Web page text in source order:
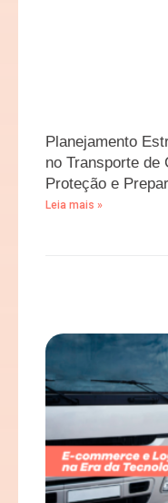
Planejamento
no Transporte de
Proteção e
Leia mais »